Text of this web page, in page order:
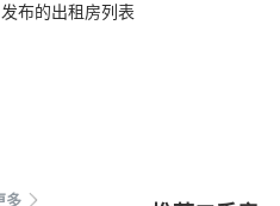
发布的出租房列表
多